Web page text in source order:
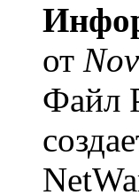
от
Файл